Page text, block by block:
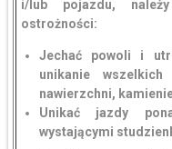
i/lub pojazdu,
ostrożności:
Jechać powoli i
unikanie
nawierzchni,
Unikać jazdy
wystającymi